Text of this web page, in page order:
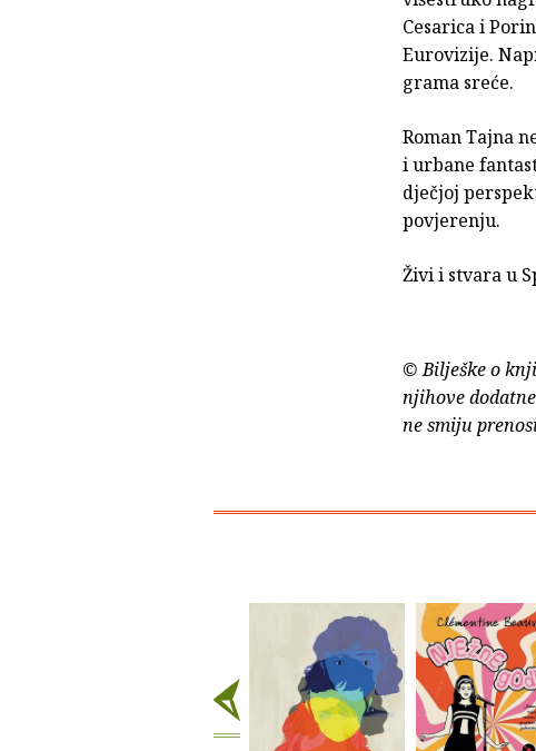
Cesarica i
Eurovizije.
grama sreće.
Roman Tajna
i urbane
dječjoj
povjerenju.
Živi i stvara u
© Bilješke o
njihove
ne smiju